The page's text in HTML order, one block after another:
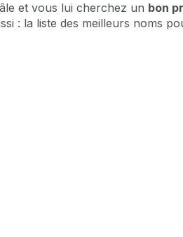
et vous lui cherchez un bon
: la liste des meilleurs noms